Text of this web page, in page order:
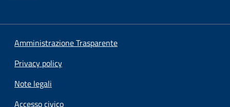
Amministrazione Trasparente
Privacy policy
Note legali
Accesso civico